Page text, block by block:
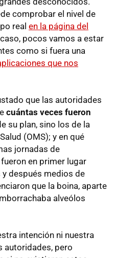
comprobar el nivel de
real en la página del
pocos vamos a estar
como si fuera una
que nos
que las autoridades
cuántas veces fueron
su plan, sino los de la
(OMS); y en qué
jornadas de
en primer lugar
después medios de
que la boina, aparte
alveólos
intención ni nuestra
autoridades, pero